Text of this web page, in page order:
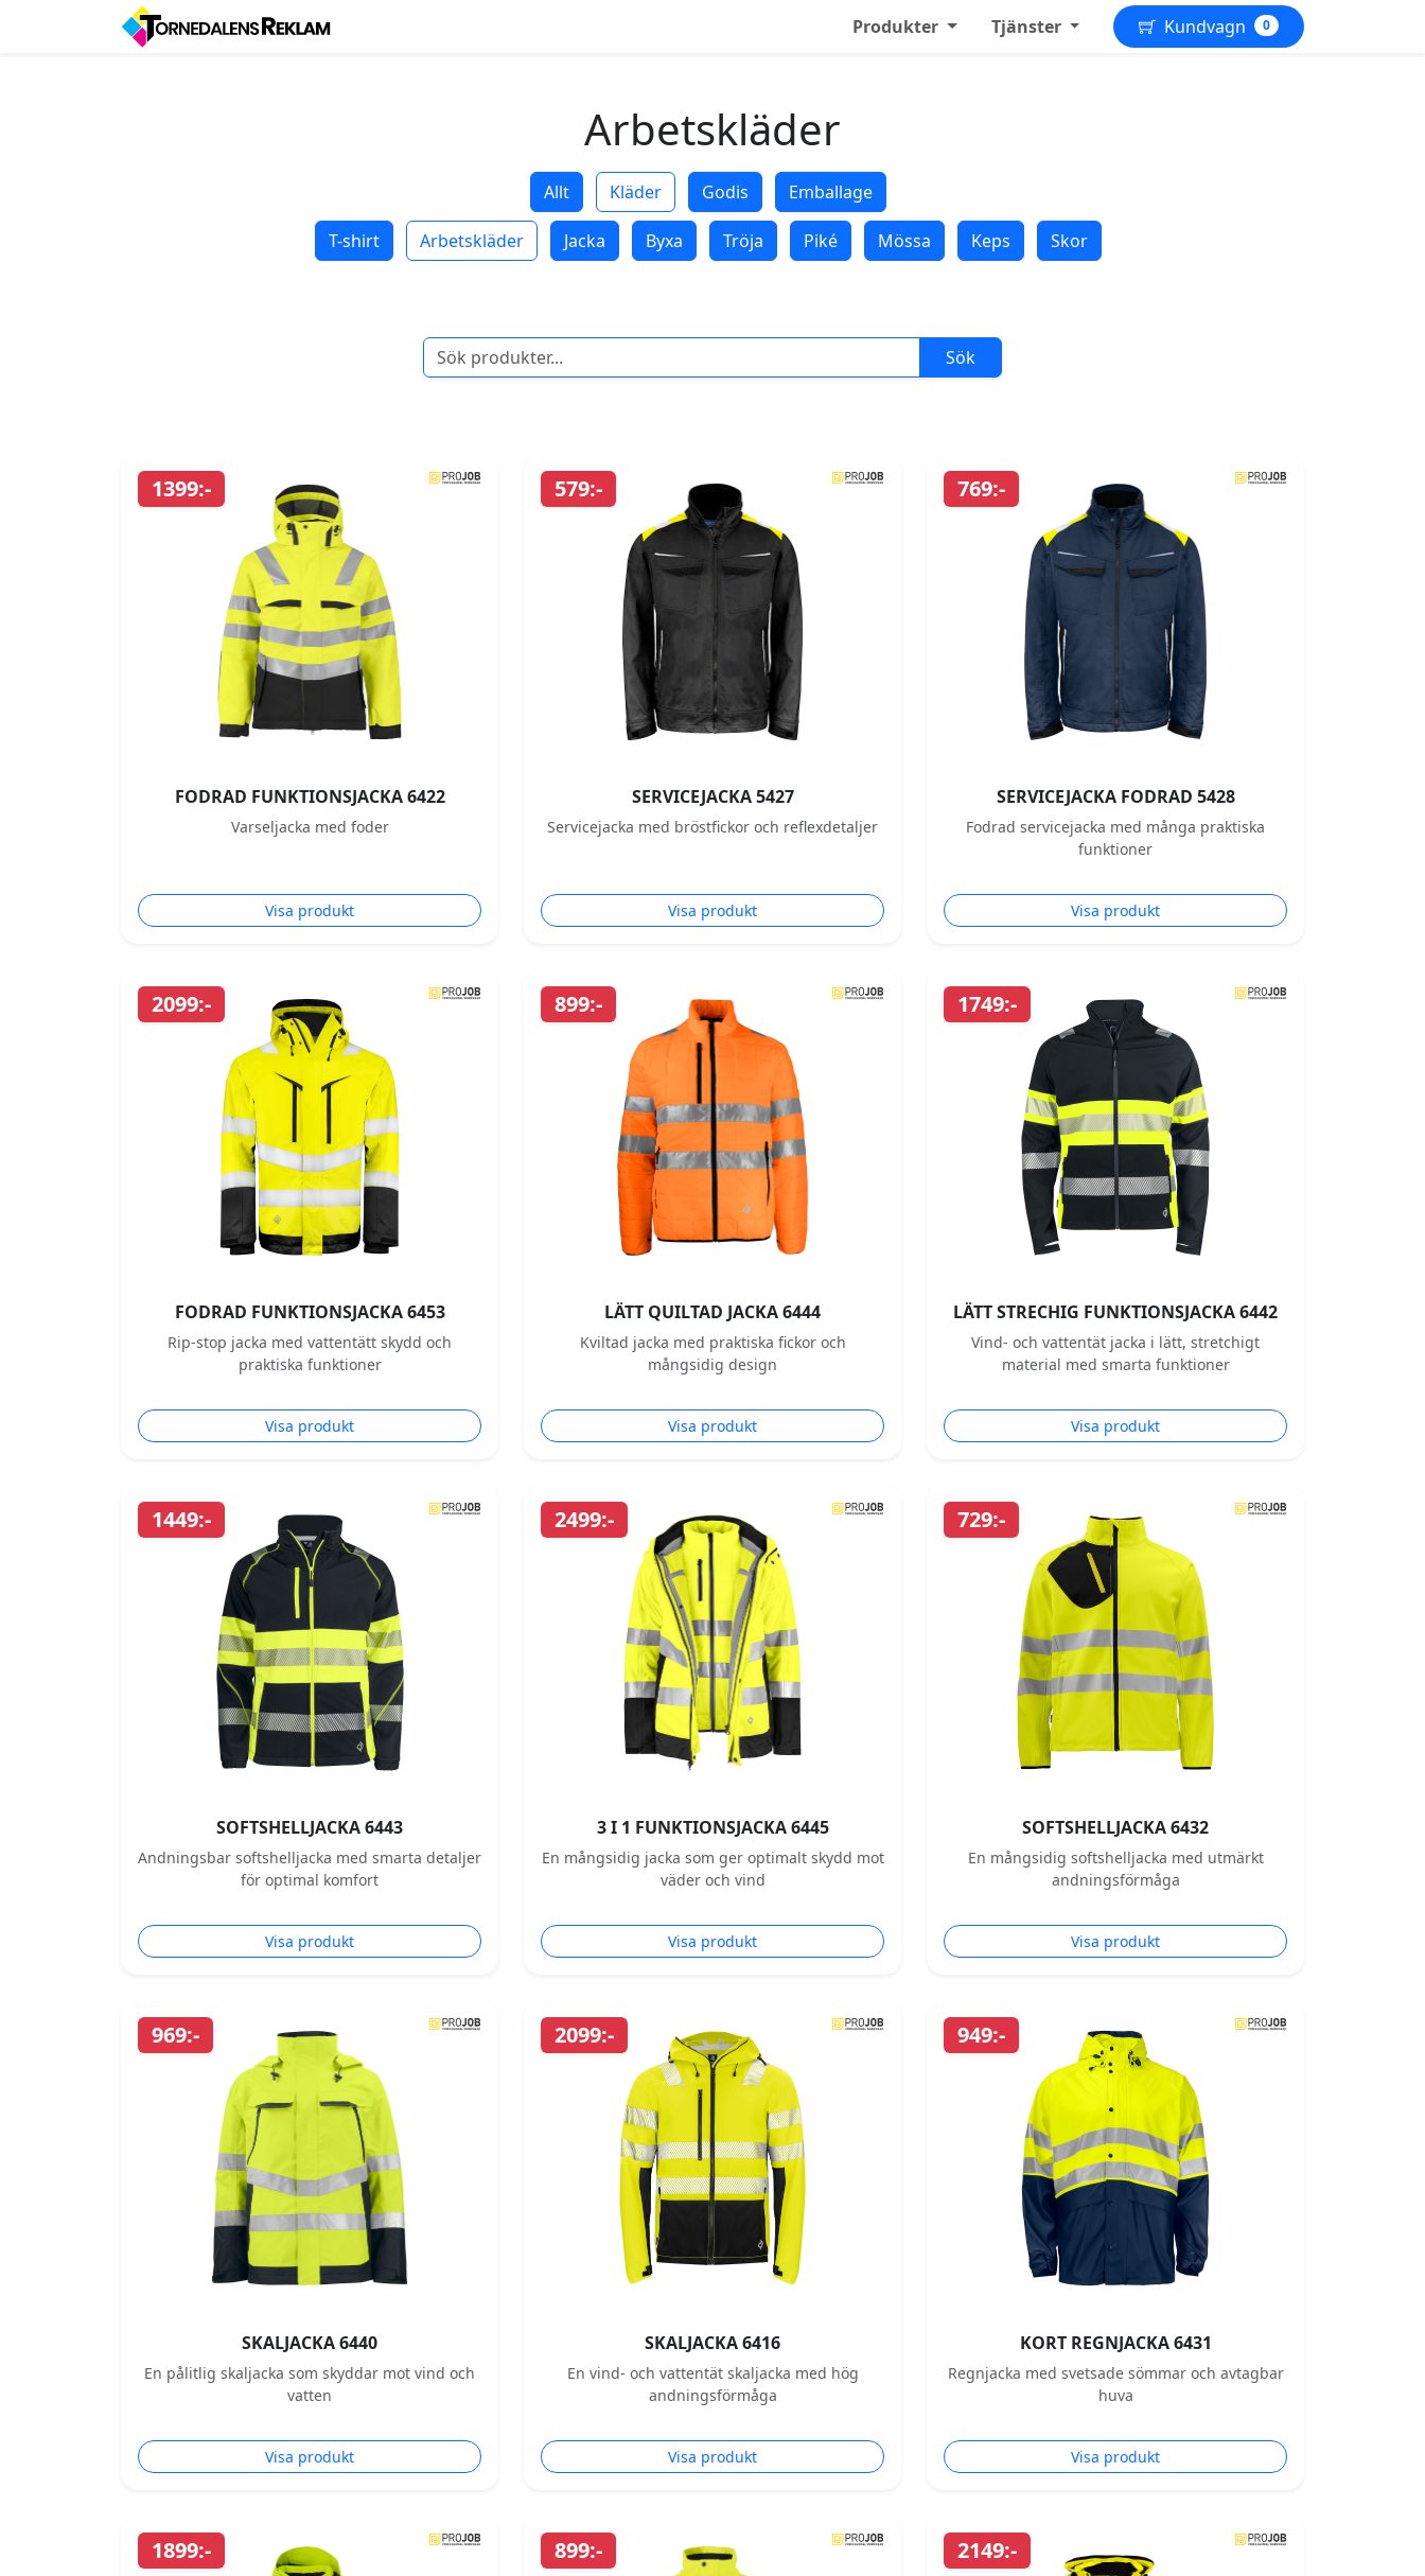
Produkter Tjänster Kundvagn 0
Arbetskläder
Allt Kläder Godis Emballage
T-shirt Arbetskläder Jacka Byxa Tröja Piké Mössa Keps Skor
Sök
1399:-
FODRAD FUNKTIONSJACKA 6422
Varseljacka med foder
Visa produkt
579:-
SERVICEJACKA 5427
Servicejacka med bröstfickor och reflexdetaljer
Visa produkt
769:-
SERVICEJACKA FODRAD 5428
Fodrad servicejacka med många praktiska
funktioner
Visa produkt
2099:-
FODRAD FUNKTIONSJACKA 6453
Rip-stop jacka med vattentätt skydd och
praktiska funktioner
Visa produkt
899:-
LÄTT QUILTAD JACKA 6444
Kviltad jacka med praktiska fickor och
mångsidig design
Visa produkt
1749:-
LÄTT STRECHIG FUNKTIONSJACKA 6442
Vind- och vattentät jacka i lätt, stretchigt
material med smarta funktioner
Visa produkt
1449:-
SOFTSHELLJACKA 6443
Andningsbar softshelljacka med smarta detaljer
för optimal komfort
Visa produkt
2499:-
3 I 1 FUNKTIONSJACKA 6445
En mångsidig jacka som ger optimalt skydd mot
väder och vind
Visa produkt
729:-
SOFTSHELLJACKA 6432
En mångsidig softshelljacka med utmärkt
andningsförmåga
Visa produkt
969:-
SKALJACKA 6440
En pålitlig skaljacka som skyddar mot vind och
vatten
Visa produkt
2099:-
SKALJACKA 6416
En vind- och vattentät skaljacka med hög
andningsförmåga
Visa produkt
949:-
KORT REGNJACKA 6431
Regnjacka med svetsade sömmar och avtagbar
huva
Visa produkt
1899:- 899:- 2149:-